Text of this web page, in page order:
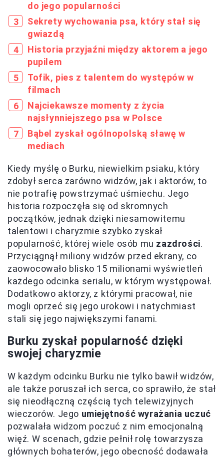
do jego popularności
Sekrety wychowania psa, który stał się
gwiazdą
Historia przyjaźni między aktorem a jego
pupilem
Tofik, pies z talentem do występów w
filmach
Najciekawsze momenty z życia
najsłynniejszego psa w Polsce
Bąbel zyskał ogólnopolską sławę w
mediach
Kiedy myślę o Burku, niewielkim psiaku, który
zdobył serca zarówno widzów, jak i aktorów, to
nie potrafię powstrzymać uśmiechu. Jego
historia rozpoczęła się od skromnych
początków, jednak dzięki niesamowitemu
talentowi i charyzmie szybko zyskał
popularność, której wiele osób mu zazdrości.
Przyciągnął miliony widzów przed ekrany, co
zaowocowało blisko 15 milionami wyświetleń
każdego odcinka serialu, w którym występował.
Dodatkowo aktorzy, z którymi pracował, nie
mogli oprzeć się jego urokowi i natychmiast
stali się jego największymi fanami.
Burku zyskał popularność dzięki
swojej charyzmie
W każdym odcinku Burku nie tylko bawił widzów,
ale także poruszał ich serca, co sprawiło, że stał
się nieodłączną częścią tych telewizyjnych
wieczorów. Jego umiejętność wyrażania uczuć
pozwalała widzom poczuć z nim emocjonalną
więź. W scenach, gdzie pełnił rolę towarzysza
głównych bohaterów, jego obecność dodawała